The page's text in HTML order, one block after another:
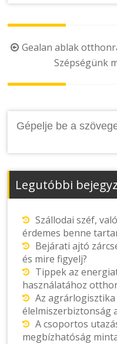
Post
navigation
Gealan ablak
Szépségünk
Legutóbbi
Szállodai széf,
érdemes benne
Bejárati ajtó
és mire figyelj?
Tippek az
használatához
Az
élelmiszerbiztonság
A csoportos
megbízhatóság